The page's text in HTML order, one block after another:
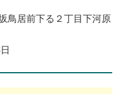
鳥居前下る２丁目下河原